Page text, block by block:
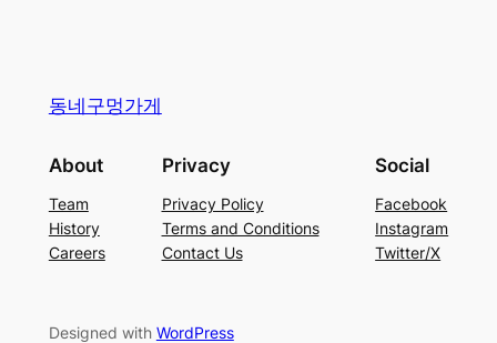
동네구멍가게
About
Team
History
Careers
Privacy
Privacy Policy
Terms and Conditions
Contact Us
Social
Facebook
Instagram
Twitter/X
Designed with WordPress